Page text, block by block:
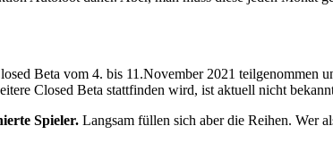
Beta vom 4. bis 11.November 2021 teilgenommen
Closed Beta stattfinden wird, ist aktuell nicht
Spieler. Langsam füllen sich aber die Reihen. Wer